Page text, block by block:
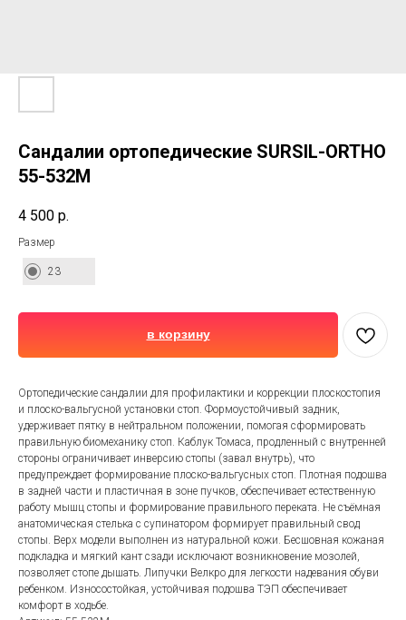
Сандалии ортопедические SURSIL-ORTHO
55-532M
4 500 р.
Размер
23
в корзину
Ортопедические сандалии для профилактики и коррекции плоскостопия
и плоско-вальгусной установки стоп. Формоустойчивый задник,
удерживает пятку в нейтральном положении, помогая сформировать
правильную биомеханику стоп. Каблук Томаса, продленный с внутренней
стороны ограничивает инверсию стопы (завал внутрь), что
предупреждает формирование плоско-вальгусных стоп. Плотная подошва
в задней части и пластичная в зоне пучков, обеспечивает естественную
работу мышц стопы и формирование правильного переката. Не съёмная
анатомическая стелька с супинатором формирует правильный свод
стопы. Верх модели выполнен из натуральной кожи. Бесшовная кожаная
подкладка и мягкий кант сзади исключают возникновение мозолей,
позволяет стопе дышать. Липучки Велкро для легкости надевания обуви
ребенком. Износостойкая, устойчивая подошва ТЭП обеспечивает
комфорт в ходьбе.